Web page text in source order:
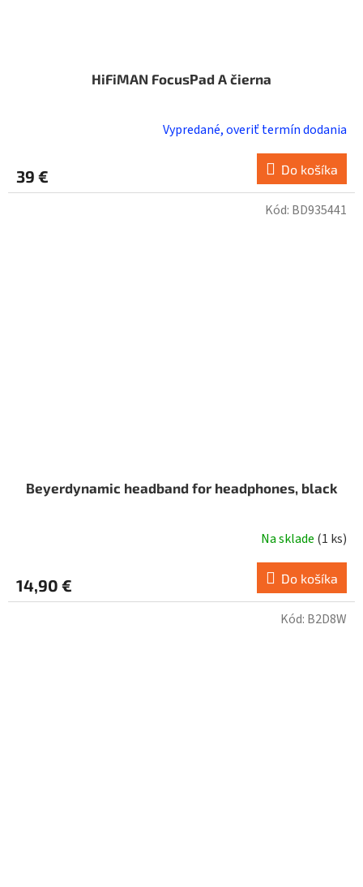
HiFiMAN FocusPad A čierna
Vypredané, overiť termín dodania
39 € Do košíka
Beyerdynamic headband for headphones, black
Na sklade (1 ks)
14,90 € Do košíka
Kód: BD935441
Kód: B2D8W